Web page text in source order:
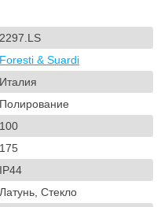
2297.LS
Foresti & Suardi
Италия
Полирование
100
175
IP44
Латунь, Стекло